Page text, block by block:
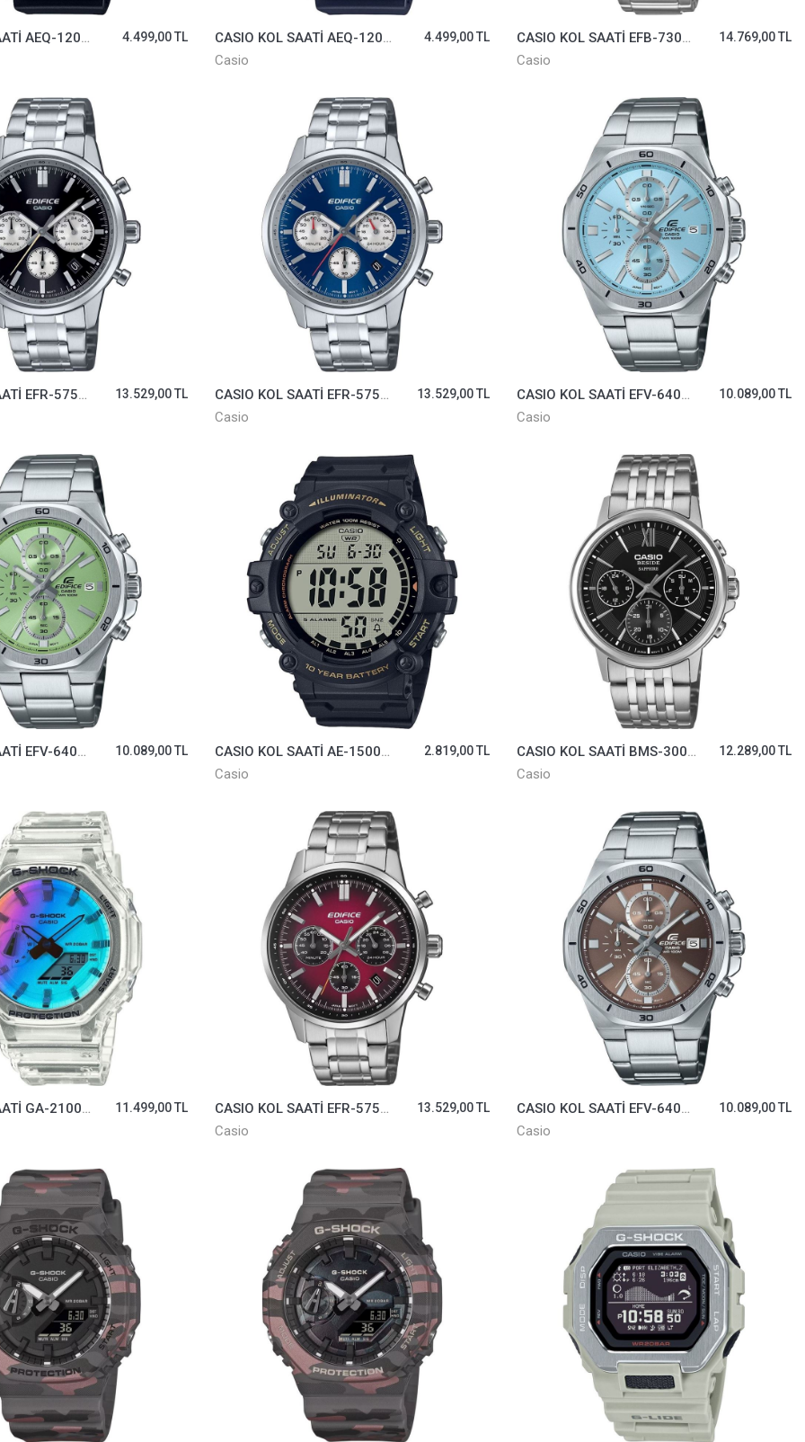
CASIO KOL SAATİ AEQ-120W-1AVDF
4.499,00 TL
CASIO KOL SAATİ AEQ-120W-2AVDF
Casio
4.499,00 TL
CASIO KOL SAATİ EFB-730D-3AVUDF
Casio
14.769,00 TL
CASIO KOL SAATİ EFR-575D-1ADF
13.529,00 TL
CASIO KOL SAATİ EFR-575D-2ADF
Casio
13.529,00 TL
CASIO KOL SAATİ EFV-640D-2BVUDF
Casio
10.089,00 TL
CASIO KOL SAATİ EFV-640D-3AVUDF
10.089,00 TL
CASIO KOL SAATİ AE-1500WHX-1AVDF
Casio
2.819,00 TL
CASIO KOL SAATİ BMS-300D-1AVDF
Casio
12.289,00 TL
CASIO KOL SAATİ GA-2100SRS-7ADR
11.499,00 TL
CASIO KOL SAATİ EFR-575D-4ADF
Casio
13.529,00 TL
CASIO KOL SAATİ EFV-640D-5AVUDF
Casio
10.089,00 TL